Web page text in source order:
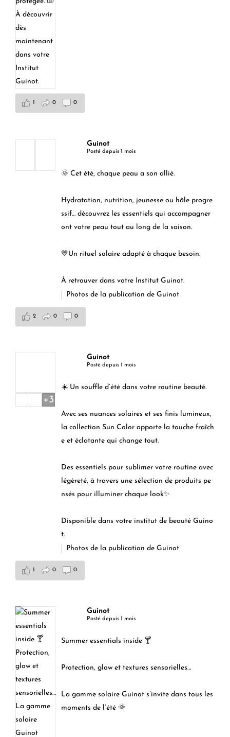
1 0 0
Guinot
Posté depuis 1 mois
🌞 Cet été, chaque peau a son allié.
Hydratation, nutrition, jeunesse ou hâle progre
ssif… découvrez les essentiels qui accompagner
ont votre peau tout au long de la saison.
💛Un rituel solaire adapté à chaque besoin.
À retrouver dans votre Institut Guinot.
Photos de la publication de Guinot
2 0 0
Guinot
Posté depuis 1 mois
☀️ Un souffle d’été dans votre routine beauté.
Avec ses nuances solaires et ses finis lumineux,
la collection Sun Color apporte la touche fraîch
e et éclatante qui change tout.
Des essentiels pour sublimer votre routine avec
légèreté, à travers une sélection de produits pe
nsés pour illuminer chaque look✨
Disponible dans votre institut de beauté Guino
t.
Photos de la publication de Guinot
+3
1 0 0
Guinot
Posté depuis 1 mois
Summer essentials inside 🍸
Protection, glow et textures sensorielles…
La gamme solaire Guinot s’invite dans tous les
moments de l’été 🌞